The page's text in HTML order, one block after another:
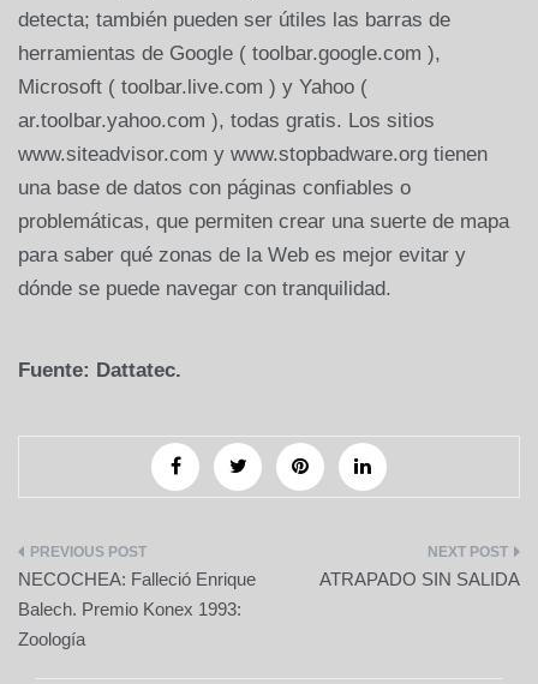
detecta; también pueden ser útiles las barras de
herramientas de Google ( toolbar.google.com ),
Microsoft ( toolbar.live.com ) y Yahoo (
ar.toolbar.yahoo.com ), todas gratis. Los sitios
www.siteadvisor.com y www.stopbadware.org tienen
una base de datos con páginas confiables o
problemáticas, que permiten crear una suerte de mapa
para saber qué zonas de la Web es mejor evitar y
dónde se puede navegar con tranquilidad.
Fuente: Dattatec.
Navegación
de
entradas
NECOCHEA: Falleció Enrique
Balech. Premio Konex 1993:
Zoología
ATRAPADO SIN SALIDA